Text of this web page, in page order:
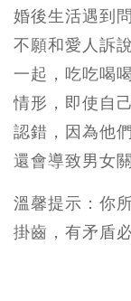
婚後生活遇到
不願和愛人訴
一起，吃吃喝
情形，即使自
認錯，因為他
還會導致男女
溫馨提示：你
掛齒，有矛盾